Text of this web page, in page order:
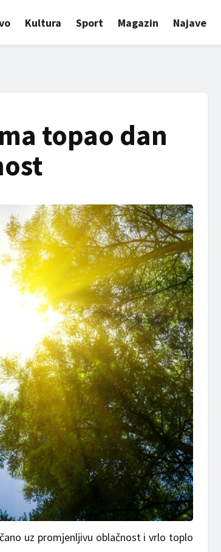
Kultura Sport Magazin Najave
topao dan
uz promjenljivu oblačnost i vrlo toplo